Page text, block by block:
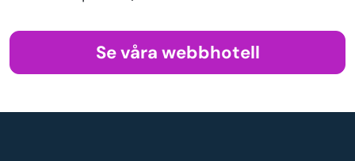
Se våra webbhotell